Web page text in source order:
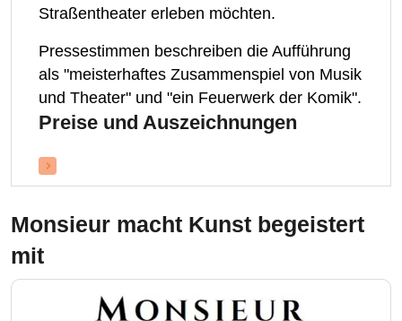
Straßentheater erleben möchten.
​Pressestimmen beschreiben die Aufführung
als "meisterhaftes Zusammenspiel von Musik
und Theater" und "ein Feuerwerk der Komik".
Preise und Auszeichnungen
Monsieur macht Kunst begeistert
mit